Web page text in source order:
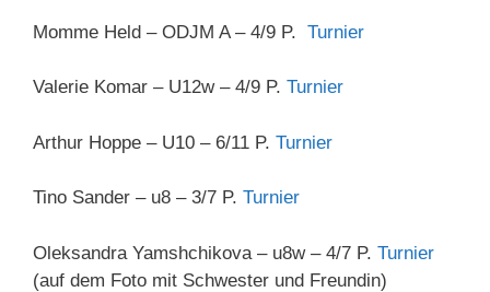
Momme Held – ODJM A – 4/9 P. Turnier
Valerie Komar – U12w – 4/9 P. Turnier
Arthur Hoppe – U10 – 6/11 P. Turnier
Tino Sander – u8 – 3/7 P. Turnier
Oleksandra Yamshchikova – u8w – 4/7 P. Turnier
(auf dem Foto mit Schwester und Freundin)